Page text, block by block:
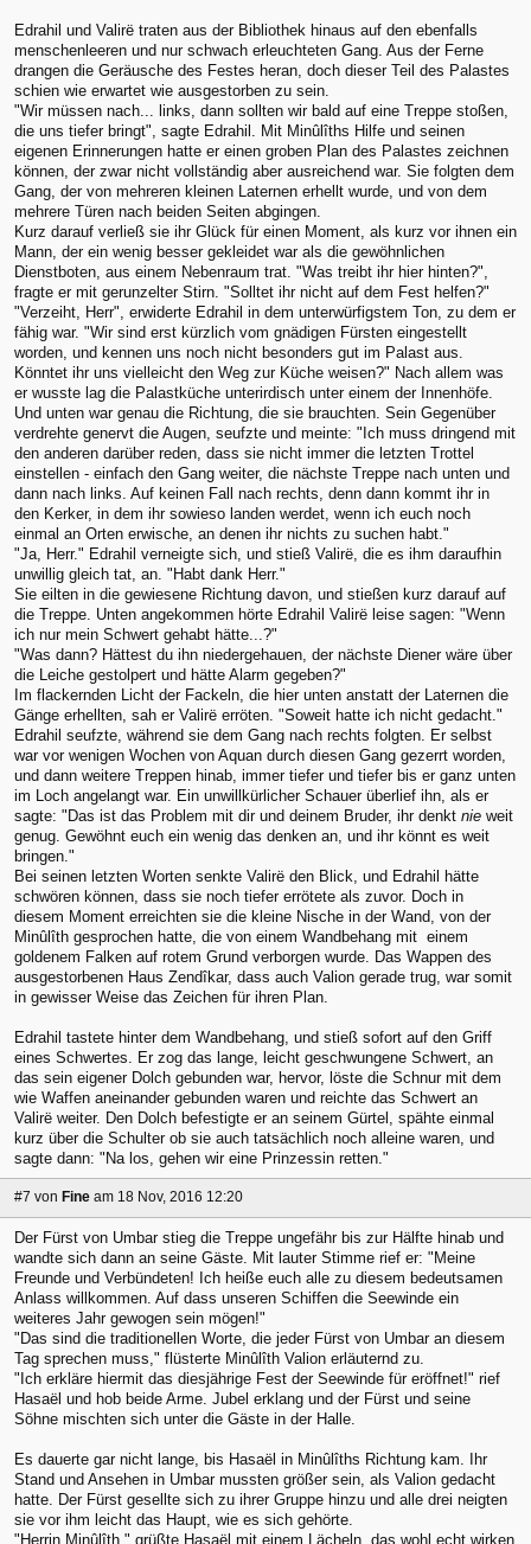
Edrahil und Valirë traten aus der Bibliothek hinaus auf den ebenfalls
menschenleeren und nur schwach erleuchteten Gang. Aus der Ferne
drangen die Geräusche des Festes heran, doch dieser Teil des Palastes
schien wie erwartet wie ausgestorben zu sein.
"Wir müssen nach... links, dann sollten wir bald auf eine Treppe stoßen,
die uns tiefer bringt", sagte Edrahil. Mit Minûlîths Hilfe und seinen
eigenen Erinnerungen hatte er einen groben Plan des Palastes zeichnen
können, der zwar nicht vollständig aber ausreichend war. Sie folgten dem
Gang, der von mehreren kleinen Laternen erhellt wurde, und von dem
mehrere Türen nach beiden Seiten abgingen.
Kurz darauf verließ sie ihr Glück für einen Moment, als kurz vor ihnen ein
Mann, der ein wenig besser gekleidet war als die gewöhnlichen
Dienstboten, aus einem Nebenraum trat. "Was treibt ihr hier hinten?",
fragte er mit gerunzelter Stirn. "Solltet ihr nicht auf dem Fest helfen?"
"Verzeiht, Herr", erwiderte Edrahil in dem unterwürfigstem Ton, zu dem er
fähig war. "Wir sind erst kürzlich vom gnädigen Fürsten eingestellt
worden, und kennen uns noch nicht besonders gut im Palast aus.
Könntet ihr uns vielleicht den Weg zur Küche weisen?" Nach allem was
er wusste lag die Palastküche unterirdisch unter einem der Innenhöfe.
Und unten war genau die Richtung, die sie brauchten. Sein Gegenüber
verdrehte genervt die Augen, seufzte und meinte: "Ich muss dringend mit
den anderen darüber reden, dass sie nicht immer die letzten Trottel
einstellen - einfach den Gang weiter, die nächste Treppe nach unten und
dann nach links. Auf keinen Fall nach rechts, denn dann kommt ihr in
den Kerker, in dem ihr sowieso landen werdet, wenn ich euch noch
einmal an Orten erwische, an denen ihr nichts zu suchen habt."
"Ja, Herr." Edrahil verneigte sich, und stieß Valirë, die es ihm daraufhin
unwillig gleich tat, an. "Habt dank Herr."
Sie eilten in die gewiesene Richtung davon, und stießen kurz darauf auf
die Treppe. Unten angekommen hörte Edrahil Valirë leise sagen: "Wenn
ich nur mein Schwert gehabt hätte...?"
"Was dann? Hättest du ihn niedergehauen, der nächste Diener wäre über
die Leiche gestolpert und hätte Alarm gegeben?"
Im flackernden Licht der Fackeln, die hier unten anstatt der Laternen die
Gänge erhellten, sah er Valirë erröten. "Soweit hatte ich nicht gedacht."
Edrahil seufzte, während sie dem Gang nach rechts folgten. Er selbst
war vor wenigen Wochen von Aquan durch diesen Gang gezerrt worden,
und dann weitere Treppen hinab, immer tiefer und tiefer bis er ganz unten
im Loch angelangt war. Ein unwillkürlicher Schauer überlief ihn, als er
sagte: "Das ist das Problem mit dir und deinem Bruder, ihr denkt nie weit
genug. Gewöhnt euch ein wenig das denken an, und ihr könnt es weit
bringen."
Bei seinen letzten Worten senkte Valirë den Blick, und Edrahil hätte
schwören können, dass sie noch tiefer errötete als zuvor. Doch in
diesem Moment erreichten sie die kleine Nische in der Wand, von der
Minûlîth gesprochen hatte, die von einem Wandbehang mit einem
goldenem Falken auf rotem Grund verborgen wurde. Das Wappen des
ausgestorbenen Haus Zendîkar, dass auch Valion gerade trug, war somit
in gewisser Weise das Zeichen für ihren Plan.
Edrahil tastete hinter dem Wandbehang, und stieß sofort auf den Griff
eines Schwertes. Er zog das lange, leicht geschwungene Schwert, an
das sein eigener Dolch gebunden war, hervor, löste die Schnur mit dem
wie Waffen aneinander gebunden waren und reichte das Schwert an
Valirë weiter. Den Dolch befestigte er an seinem Gürtel, spähte einmal
kurz über die Schulter ob sie auch tatsächlich noch alleine waren, und
sagte dann: "Na los, gehen wir eine Prinzessin retten."
#7 von Fine am 18 Nov, 2016 12:20
Der Fürst von Umbar stieg die Treppe ungefähr bis zur Hälfte hinab und
wandte sich dann an seine Gäste. Mit lauter Stimme rief er: "Meine
Freunde und Verbündeten! Ich heiße euch alle zu diesem bedeutsamen
Anlass willkommen. Auf dass unseren Schiffen die Seewinde ein
weiteres Jahr gewogen sein mögen!"
"Das sind die traditionellen Worte, die jeder Fürst von Umbar an diesem
Tag sprechen muss," flüsterte Minûlîth Valion erläuternd zu.
"Ich erkläre hiermit das diesjährige Fest der Seewinde für eröffnet!" rief
Hasaël und hob beide Arme. Jubel erklang und der Fürst und seine
Söhne mischten sich unter die Gäste in der Halle.
Es dauerte gar nicht lange, bis Hasaël in Minûlîths Richtung kam. Ihr
Stand und Ansehen in Umbar mussten größer sein, als Valion gedacht
hatte. Der Fürst gesellte sich zu ihrer Gruppe hinzu und alle drei neigten
sie vor ihm leicht das Haupt, wie es sich gehörte.
"Herrin Minûlîth," grüßte Hasaël mit einem Lächeln, das wohl echt wirken